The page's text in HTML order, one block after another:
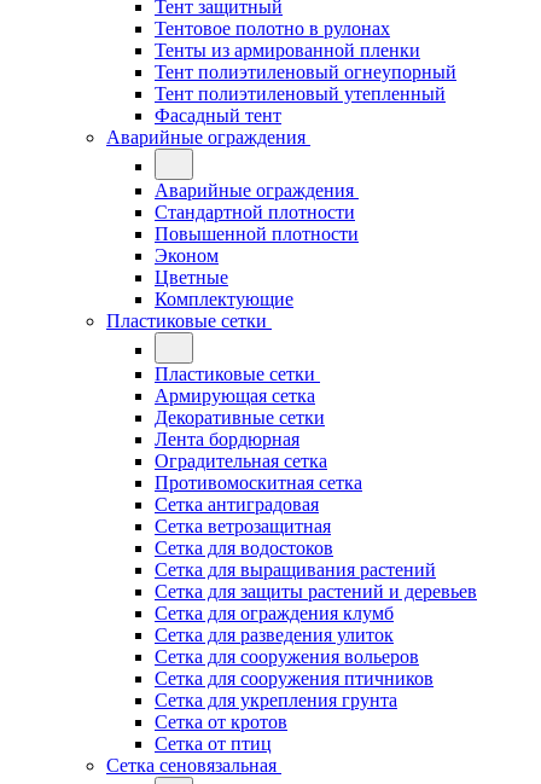
Тент защитный
Тентовое полотно в рулонах
Тенты из армированной пленки
Тент полиэтиленовый огнеупорный
Тент полиэтиленовый утепленный
Фасадный тент
Аварийные ограждения
Аварийные ограждения
Стандартной плотности
Повышенной плотности
Эконом
Цветные
Комплектующие
Пластиковые сетки
Пластиковые сетки
Армирующая сетка
Декоративные сетки
Лента бордюрная
Оградительная сетка
Противомоскитная сетка
Сетка антиградовая
Сетка ветрозащитная
Сетка для водостоков
Сетка для выращивания растений
Сетка для защиты растений и деревьев
Сетка для ограждения клумб
Сетка для разведения улиток
Сетка для сооружения вольеров
Сетка для сооружения птичников
Сетка для укрепления грунта
Сетка от кротов
Сетка от птиц
Сетка сеновязальная